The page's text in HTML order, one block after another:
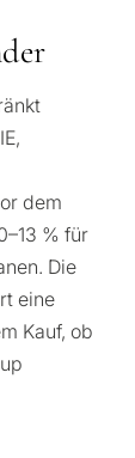
dem
% für
Die
eine
Kauf, ob